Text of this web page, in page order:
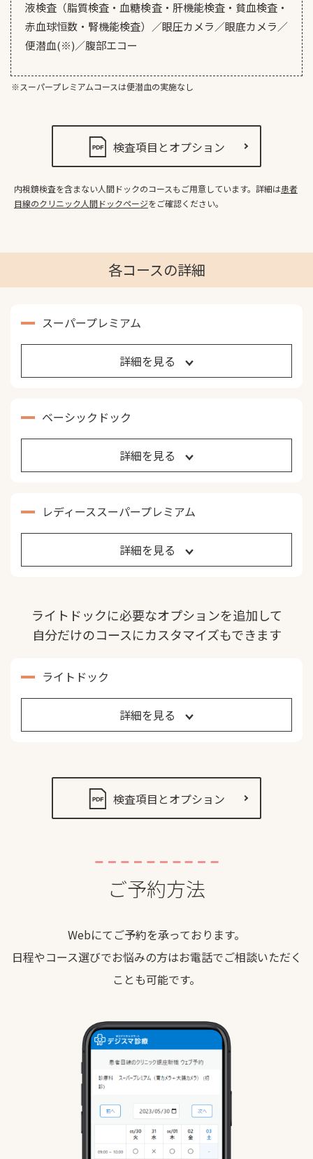
液検査（脂質検査・血糖検査・肝機能検査・貧血検査・
赤血球恒数・腎機能検査）／眼圧カメラ／眼底カメラ／
便潜血(※)／腹部エコー
※スーパープレミアムコースは便潜血の実施なし
検査項目とオプション
内視鏡検査を含まない人間ドックのコースもご用意しています。 詳細は患者
目線のクリニック人間ドックページをご確認ください。
各コースの詳細
スーパープレミアム
詳細を見る
ベーシックドック
詳細を見る
レディーススーパープレミアム
詳細を見る
ライトドックに必要なオプションを追加して
自分だけのコースにカスタマイズもできます
ライトドック
詳細を見る
検査項目とオプション
ご予約方法
Webにてご予約を承っております。
日程やコース選びでお悩みの方はお電話でご相談いただく
ことも可能です。